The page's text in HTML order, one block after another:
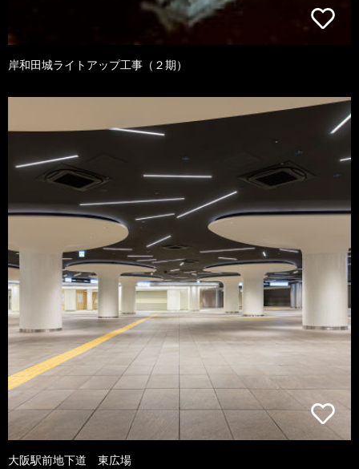
岸和田城ライトアップ工事（２期）
大阪駅前地下道 東広場